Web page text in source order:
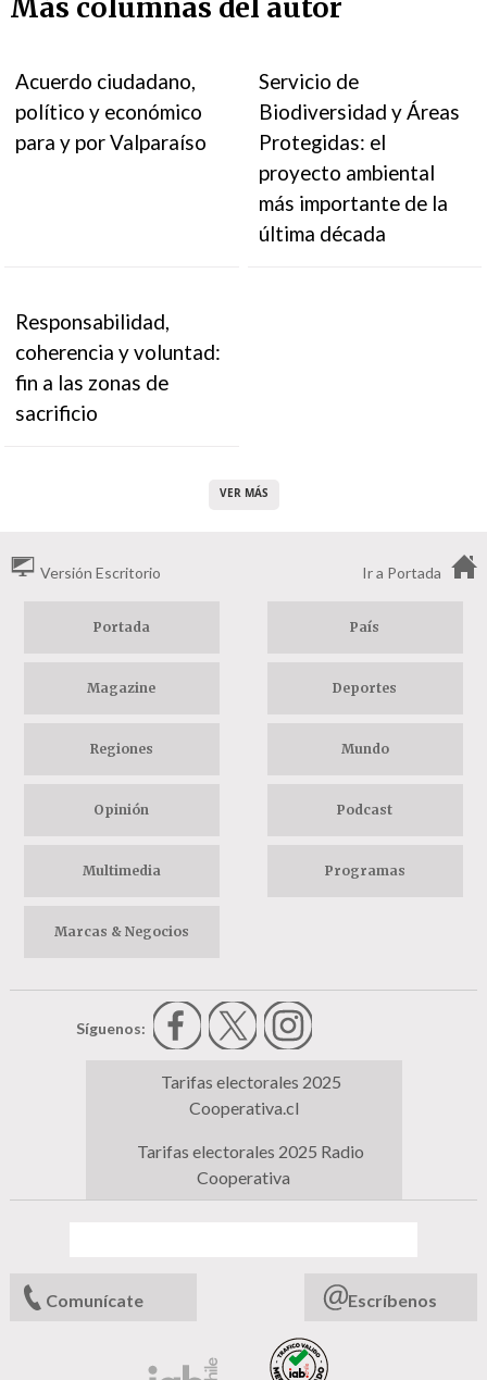
Más columnas del autor
Acuerdo ciudadano,
político y económico
para y por Valparaíso
Servicio de
Biodiversidad y Áreas
Protegidas: el
proyecto ambiental
más importante de la
última década
Responsabilidad,
coherencia y voluntad:
fin a las zonas de
sacrificio
VER MÁS
Versión Escritorio Ir a Portada
Portada País
Magazine Deportes
Regiones Mundo
Opinión Podcast
Multimedia Programas
Marcas & Negocios
Síguenos:
Tarifas electorales 2025
Cooperativa.cl
Tarifas electorales 2025 Radio
Cooperativa
Comunícate Escríbenos